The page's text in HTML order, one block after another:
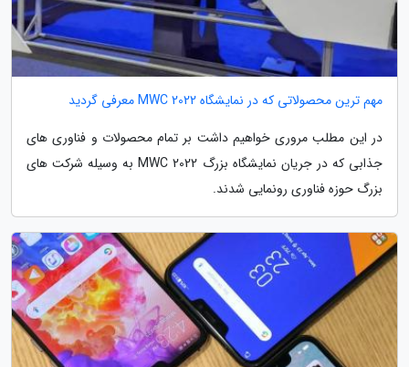
مهم ترین محصولاتی که در نمایشگاه MWC 2022 معرفی گردید
در این مطلب مروری خواهیم داشت بر تمام محصولات و فناوری های
جذابی که در جریان نمایشگاه بزرگ MWC 2022 به وسیله شرکت های
بزرگ حوزه فناوری رونمایی شدند.